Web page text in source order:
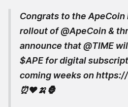
Congrats to the ApeCoin
rollout of@ApeCoin &
announce that@TIME
$APE for digital
coming weeks on
⏰❤️🍌🦍